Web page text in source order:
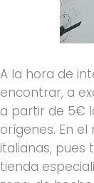
A la hora de
encontrar, a
a partir de 5€
orígenes. En
italianas, pues
tienda